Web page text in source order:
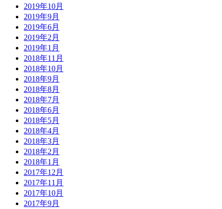
2019年10月
2019年9月
2019年6月
2019年2月
2019年1月
2018年11月
2018年10月
2018年9月
2018年8月
2018年7月
2018年6月
2018年5月
2018年4月
2018年3月
2018年2月
2018年1月
2017年12月
2017年11月
2017年10月
2017年9月